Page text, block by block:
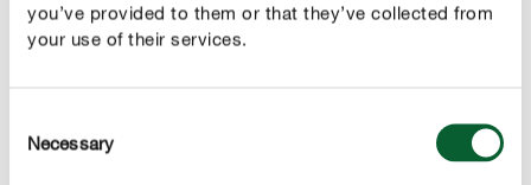
you’ve provided to them or that they’ve collected from
your use of their services.
Selection
Necessary
Toutes les parties comestibles des plantes, à
l’exception du fruit
Toutes les parties comestibles des plantes non